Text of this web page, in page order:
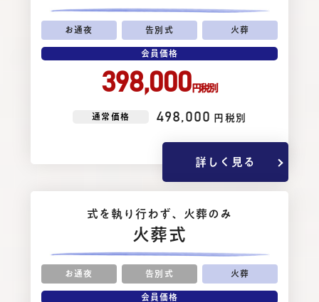
お通夜 告別式 火葬
会員価格
398,000円税別
通常価格 498,000 円税別
詳しく見る
式を執り⾏わず、⽕葬のみ
火葬式
お通夜 告別式 火葬
会員価格